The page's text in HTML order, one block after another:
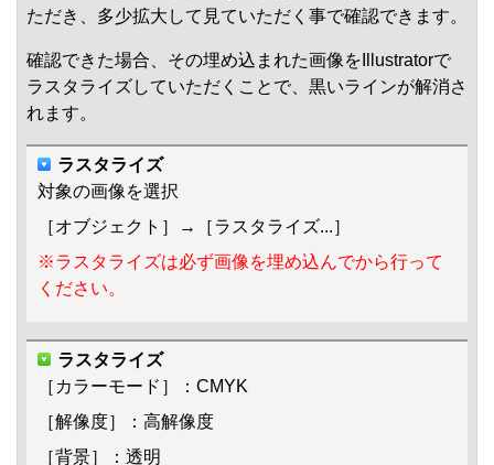
ただき、多少拡大して見ていただく事で確認できます。
確認できた場合、その埋め込まれた画像をIllustratorで
ラスタライズしていただくことで、黒いラインが解消さ
れます。
ラスタライズ
対象の画像を選択
［オブジェクト］→［ラスタライズ...］
※ラスタライズは必ず画像を埋め込んでから行って
ください。
ラスタライズ
［カラーモード］：CMYK
［解像度］：高解像度
［背景］：透明